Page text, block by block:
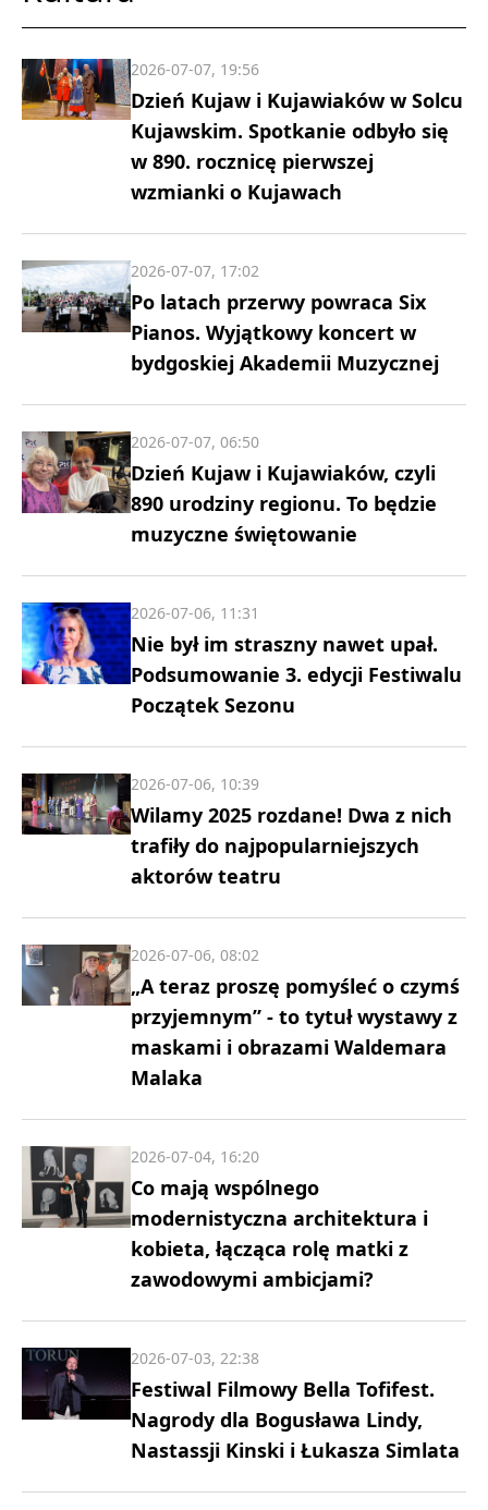
Dzień Kujaw i Kujawiaków w Solcu
Kujawskim. Spotkanie odbyło się
w 890. rocznicę pierwszej
wzmianki o Kujawach
2026-07-07, 19:56
Po latach przerwy powraca Six
Pianos. Wyjątkowy koncert w
bydgoskiej Akademii Muzycznej
2026-07-07, 17:02
Dzień Kujaw i Kujawiaków, czyli
890 urodziny regionu. To będzie
muzyczne świętowanie
2026-07-07, 06:50
Nie był im straszny nawet upał.
Podsumowanie 3. edycji Festiwalu
Początek Sezonu
2026-07-06, 11:31
Wilamy 2025 rozdane! Dwa z nich
trafiły do najpopularniejszych
aktorów teatru
2026-07-06, 10:39
„A teraz proszę pomyśleć o czymś
przyjemnym” - to tytuł wystawy z
maskami i obrazami Waldemara
Malaka
2026-07-06, 08:02
Co mają wspólnego
modernistyczna architektura i
kobieta, łącząca rolę matki z
zawodowymi ambicjami?
2026-07-04, 16:20
Festiwal Filmowy Bella Tofifest.
Nagrody dla Bogusława Lindy,
Nastassji Kinski i Łukasza Simlata
2026-07-03, 22:38